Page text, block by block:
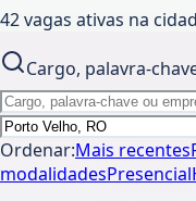
42vagas ativas na
Cargo, palavra-
Ordenar:Mais recentes
modalidadesPresencial